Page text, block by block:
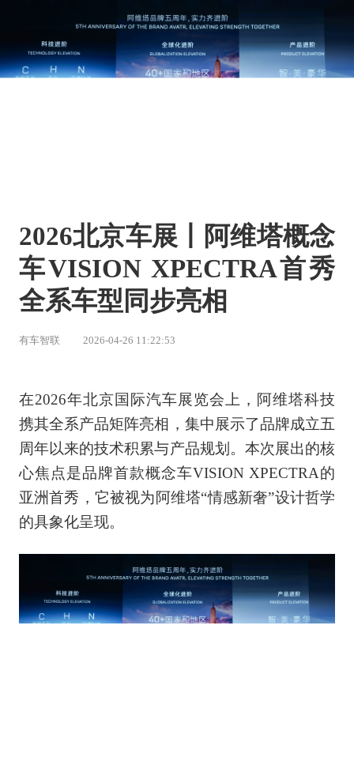
2026北京车展丨阿维塔概念
车VISION XPECTRA首秀
全系车型同步亮相
有车智联 2026-04-26 11:22:53
在2026年北京国际汽车展览会上，阿维塔科技
携其全系产品矩阵亮相，集中展示了品牌成立五
周年以来的技术积累与产品规划。本次展出的核
心焦点是品牌首款概念车VISION XPECTRA的
亚洲首秀，它被视为阿维塔“情感新奢”设计哲学
的具象化呈现。